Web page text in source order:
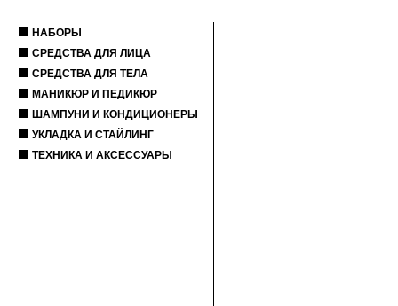
НАБОРЫ
СРЕДСТВА ДЛЯ ЛИЦА
СРЕДСТВА ДЛЯ ТЕЛА
МАНИКЮР И ПЕДИКЮР
ШАМПУНИ И КОНДИЦИОНЕРЫ
УКЛАДКА И СТАЙЛИНГ
ТЕХНИКА И АКСЕССУАРЫ